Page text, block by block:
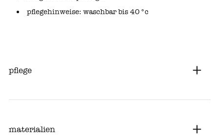
pflegehinweise: waschbar bis 40 °c
pflege
materialien